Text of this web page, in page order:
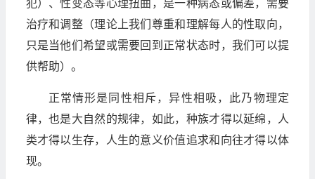
犯）、性变态等心理扭曲，是一种病态或偏差，需要
治疗和调整（理论上我们尊重和理解每人的性取向，
只是当他们希望或需要回到正常状态时，我们可以提
供帮助）。
正常情形是同性相斥，异性相吸，此乃物理定
律，也是大自然的规律，如此，种族才得以延绵，人
类才得以生存，人生的意义价值追求和向往才得以体
现。